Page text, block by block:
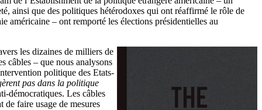
ainsi que des politiques hétérodoxes qui ont réaffirmé le rôle de
américaine – ont remporté les élections présidentielles au
les dizaines de milliers de
câbles – que nous analysons
politique des Etats-
pas dans la politique
démocratiques. Les câbles
de faire usage de mesures